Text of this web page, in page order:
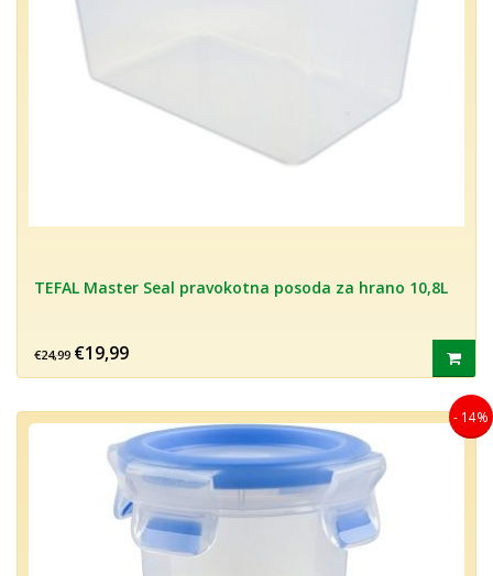
TEFAL Master Seal pravokotna posoda za hrano 10,8L
€24,99 €19,99
- 14%